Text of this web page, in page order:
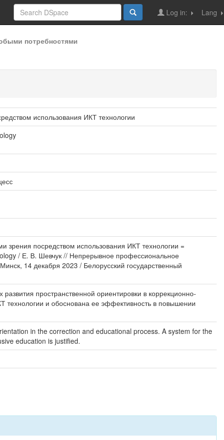
Lang
Log in:
потребностями
использования ИКТ технологии
зрения посредством использования ИКТ технологии =
/ Е. В. Шевчук // Непрерывное профессиональное
14 декабря 2023 / Белорусский государственный
пространственной ориентировки в коррекционно-
технологии и обоснована ее эффективность в повышении
in the correction and educational process. A system for the
education is justified.